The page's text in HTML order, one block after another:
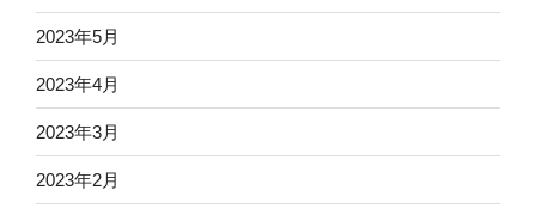
2023年5月
2023年4月
2023年3月
2023年2月